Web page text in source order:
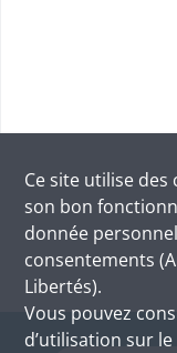
Ce site utilise des
son bon
donnée
consentements
Libertés).
Vous pouvez
d’utilisation sur